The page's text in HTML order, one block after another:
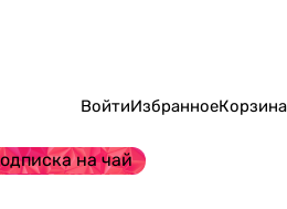
ВойтиИзбранноеКорзина
на чай